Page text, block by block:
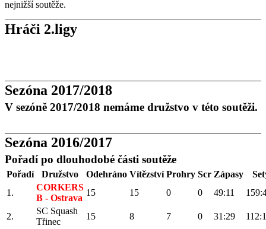
nejnižší soutěže.
Hráči 2.ligy
Sezóna 2017/2018
V sezóně 2017/2018 nemáme družstvo v této soutěži.
Sezóna 2016/2017
Pořadí po dlouhodobé části soutěže
Pořadí Družstvo Odehráno Vítězství Prohry Scr Zápasy
1.
CORKERS
B - Ostrava
15 15 0 0 49:11
2.
SC Squash
Třinec
15 8 7 0 31:29